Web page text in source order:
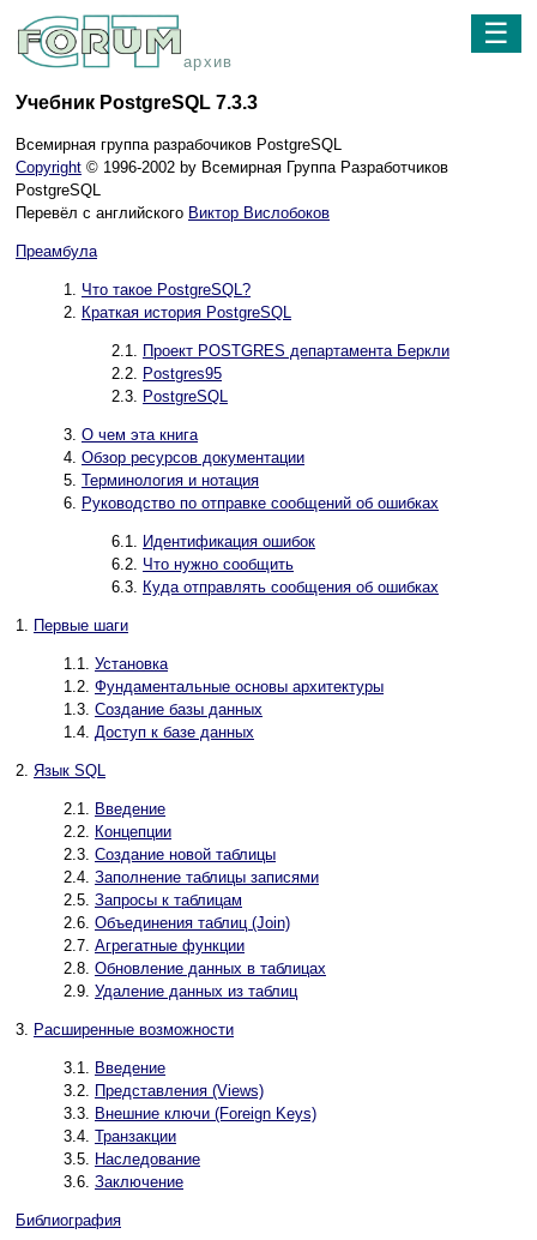
архив
☰
Учебник PostgreSQL 7.3.3
Всемирная группа разрабочиков PostgreSQL
Copyright © 1996-2002 by Всемирная Группа Разработчиков
PostgreSQL
Перевёл с английского Виктор Вислобоков
Преамбула
1. Что такое PostgreSQL?
2. Краткая история PostgreSQL
2.1. Проект POSTGRES департамента Беркли
2.2. Postgres95
2.3. PostgreSQL
3. О чем эта книга
4. Обзор ресурсов документации
5. Терминология и нотация
6. Руководство по отправке сообщений об ошибках
6.1. Идентификация ошибок
6.2. Что нужно сообщить
6.3. Куда отправлять сообщения об ошибках
1. Первые шаги
1.1. Установка
1.2. Фундаментальные основы архитектуры
1.3. Создание базы данных
1.4. Доступ к базе данных
2. Язык SQL
2.1. Введение
2.2. Концепции
2.3. Создание новой таблицы
2.4. Заполнение таблицы записями
2.5. Запросы к таблицам
2.6. Объединения таблиц (Join)
2.7. Агрегатные функции
2.8. Обновление данных в таблицах
2.9. Удаление данных из таблиц
3. Расширенные возможности
3.1. Введение
3.2. Представления (Views)
3.3. Внешние ключи (Foreign Keys)
3.4. Транзакции
3.5. Наследование
3.6. Заключение
Библиография